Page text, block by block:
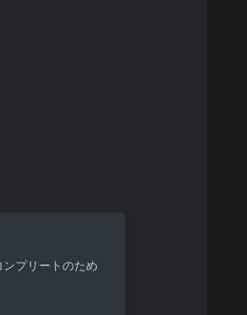
プリートのため